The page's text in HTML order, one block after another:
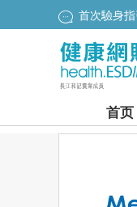
首次驗身
首页